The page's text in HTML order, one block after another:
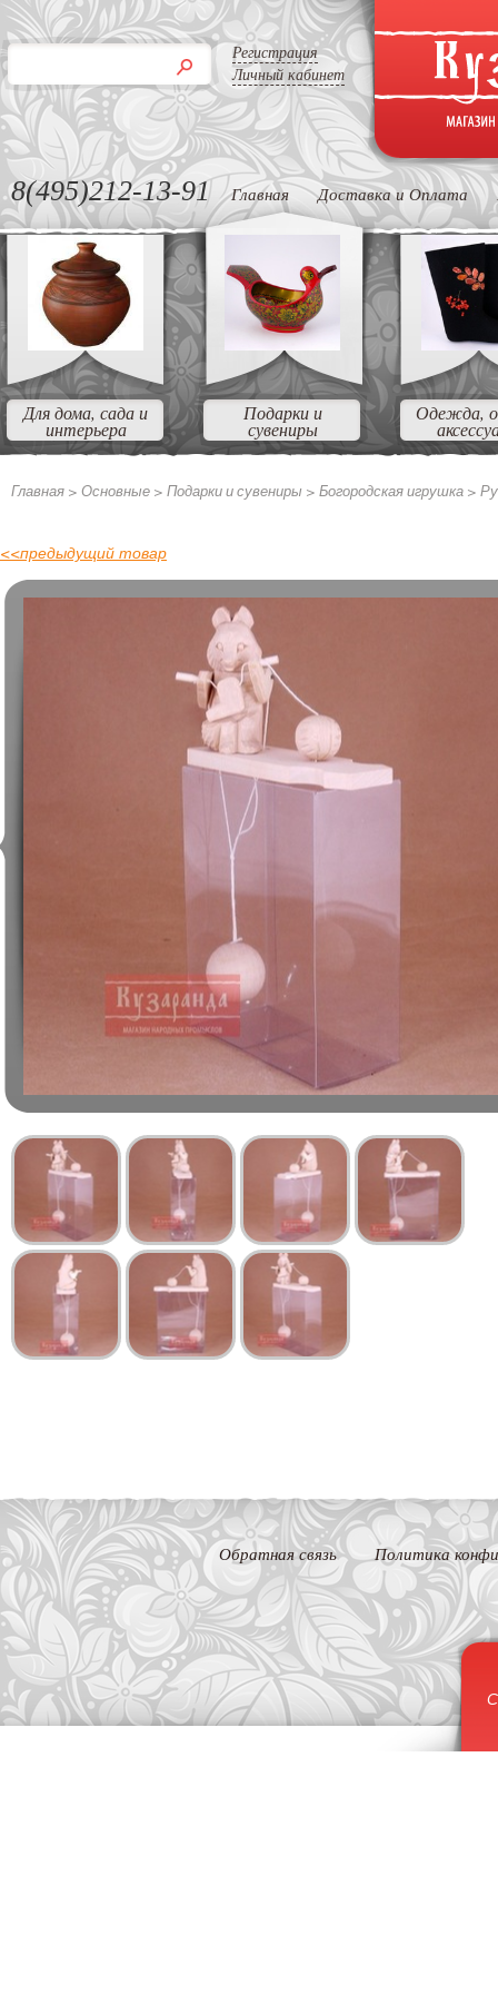
Регистрация
Личный кабинет
8(495)212-13-91 Главная Доставка и Оплата
Для дома, сада и
интерьера
Подарки и
сувениры
Одежда,
Главная > Основные > Подарки и сувениры > Богородская игрушка >
<<предыдущий товар
Обратная связь Политика